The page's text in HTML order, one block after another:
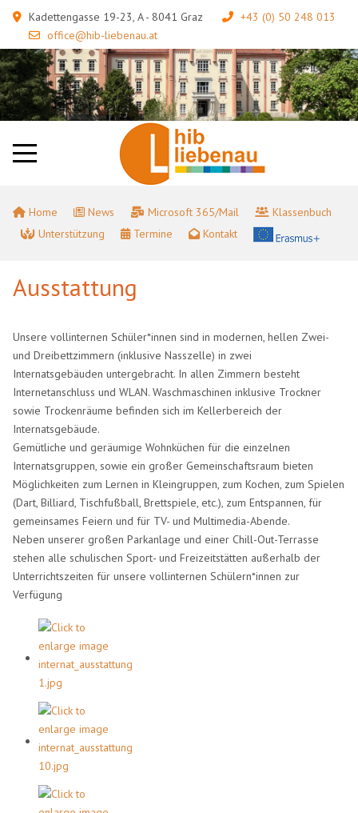
Kadettengasse 19-23, A - 8041 Graz
+43 (0) 50 248 013
office@hib-liebenau.at
Home News Microsoft 365/Mail
Klassenbuch
Unterstützung
Termine Kontakt
Ausstattung
Unsere vollinternen Schüler*innen sind in modernen, hellen Zwei-
und Dreibettzimmern (inklusive Nasszelle) in zwei
Internatsgebäuden untergebracht. In allen Zimmern besteht
Internetanschluss und WLAN. Waschmaschinen inklusive Trockner
sowie Trockenräume befinden sich im Kellerbereich der
Internatsgebäude.
Gemütliche und geräumige Wohnküchen für die einzelnen
Internatsgruppen, sowie ein großer Gemeinschaftsraum bieten
Möglichkeiten zum Lernen in Kleingruppen, zum Kochen, zum Spielen
(Dart, Billiard, Tischfußball, Brettspiele, etc.), zum Entspannen, für
gemeinsames Feiern und für TV- und Multimedia-Abende.
Neben unserer großen Parkanlage und einer Chill-Out-Terrasse
stehen alle schulischen Sport- und Freizeitstätten außerhalb der
Unterrichtszeiten für unsere vollinternen Schülern*innen zur
Verfügung